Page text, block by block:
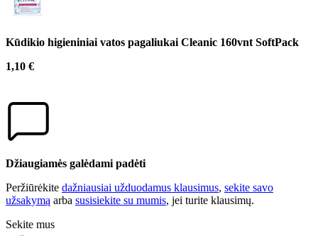
Kūdikio higieniniai vatos pagaliukai Cleanic 160vnt SoftPack
1,10 €
Džiaugiamės galėdami padėti
Peržiūrėkite dažniausiai užduodamus klausimus, sekite savo
užsakymą arba susisiekite su mumis, jei turite klausimų.
Sekite mus